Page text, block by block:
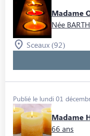
Madame
Née
Sceaux (92)
Publié le lundi 01
Madame
66 ans